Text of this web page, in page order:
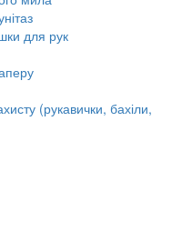
для рук
(рукавички, бахіли,